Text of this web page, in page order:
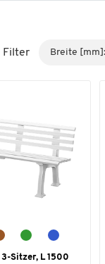
Filter Breite
Sitzer, L 1500